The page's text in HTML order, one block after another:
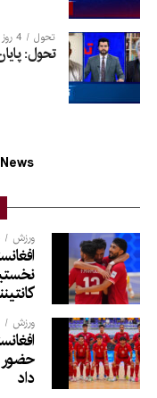
تحول 4 روز ago
تحول:
ورزش
ورزش
داد